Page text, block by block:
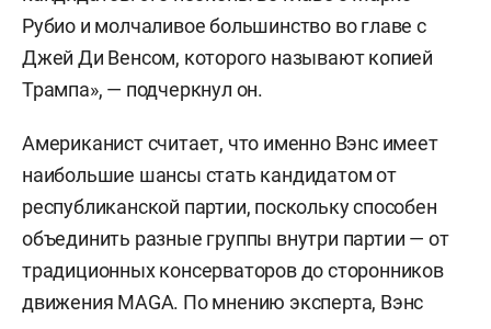
Рубио и молчаливое большинство во главе с
Джей Ди Венсом, которого называют копией
Трампа», — подчеркнул он.
Американист считает, что именно Вэнс имеет
наибольшие шансы стать кандидатом от
республиканской партии, поскольку способен
объединить разные группы внутри партии — от
традиционных консерваторов до сторонников
движения MAGA. По мнению эксперта, Вэнс